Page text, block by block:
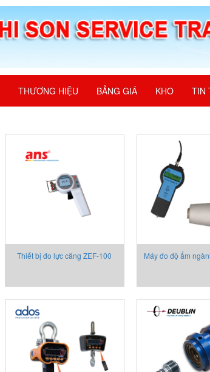
THƯƠNG HIỆU BẢNG GIÁ KHO TIN
Thiết bị đo lực căng ZEF-100
Máy đo độ ẩm